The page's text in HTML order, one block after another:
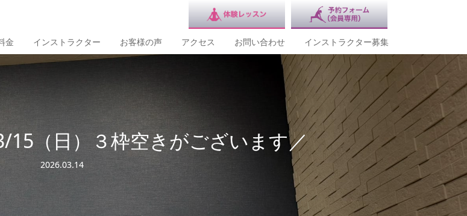
金 インストラクター お客様の声 アクセス お問い合わせ インストラクター募集
15（日）３枠空きがございます／
2026.03.14